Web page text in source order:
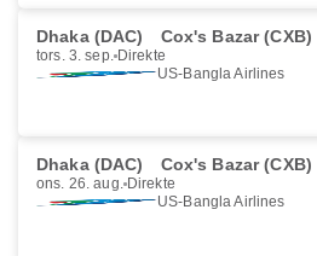
Dhaka (DAC) Cox's Bazar (CXB)
tors. 3. sep. Direkte
US-Bangla Airlines
Dhaka (DAC) Cox's Bazar (CXB)
ons. 26. aug. Direkte
US-Bangla Airlines